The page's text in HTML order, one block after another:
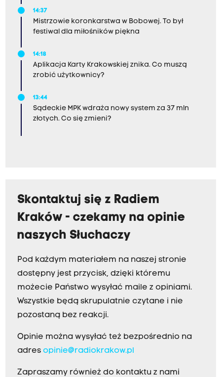
14:37
Mistrzowie koronkarstwa w Bobowej. To był
festiwal dla miłośników piękna
14:18
Aplikacja Karty Krakowskiej znika. Co muszą
zrobić użytkownicy?
13:44
Sądeckie MPK wdraża nowy system za 37 mln
złotych. Co się zmieni?
Skontaktuj się z Radiem
Kraków - czekamy na opinie
naszych Słuchaczy
Pod każdym materiałem na naszej stronie
dostępny jest przycisk, dzięki któremu
możecie Państwo wysyłać maile z opiniami.
Wszystkie będą skrupulatnie czytane i nie
pozostaną bez reakcji.
Opinie można wysyłać też bezpośrednio na
adres opinie@radiokrakow.pl
Zapraszamy również do kontaktu z nami